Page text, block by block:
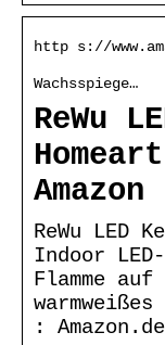
http s://
Wachsspiege…
ReWu
Amazon
ReWu LED
Indoor
Flamme
: